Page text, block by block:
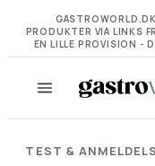
PRODUKTER VIA LINKS
EN LILLE PROVISION -
TEST &